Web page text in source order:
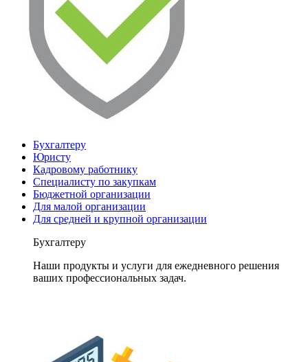
Бухгалтеру
Юристу
Кадровому работнику
Специалисту по закупкам
Бюджетной организации
Для малой организации
Для средней и крупной организации
Бухгалтеру
Наши продукты и услуги для ежедневного решения
ваших профессиональных задач.